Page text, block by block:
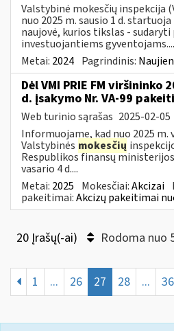
Valstybinė mokesčių inspekcija
nuo 2025 m. sausio 1 d.
naujovė, kurios tikslas - sudaryti
investuojantiems gyventojams....
Metai: 2024 Pagrindinis:
Dėl VMI PRIE FM viršininko
d. įsakymo Nr. VA-99
Web turinio sąrašas 2025-02-05
Informuojame, kad nuo 2025 m.
Valstybinės mokesčių
Respublikos finansų
vasario 4 d....
Metai: 2025 Mokesčiai:Akcizai
pakeitimai:Akcizų pakeitimai
20 Įrašų(-ai) Rodoma nuo
1 ... 26 27 28 ...